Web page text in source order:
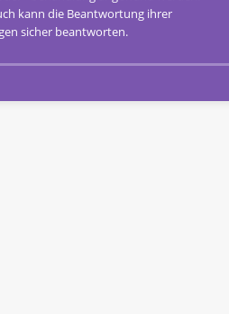
kann die Beantwortung ihrer
sicher beantworten.